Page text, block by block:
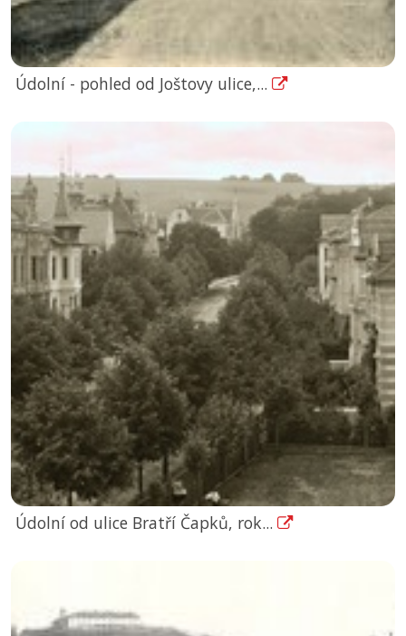
Údolní - pohled od Joštovy ulice,...
Údolní od ulice Bratří Čapků, rok...